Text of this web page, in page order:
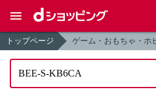
トップページ ゲーム・おもちゃ・ホ